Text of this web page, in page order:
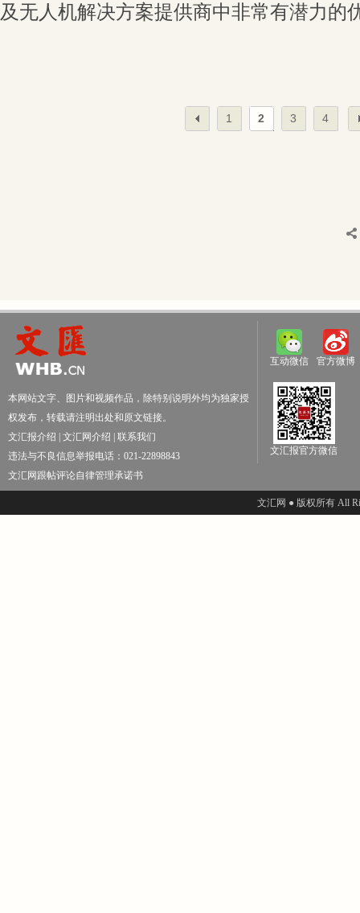
及无人机解决方案提供商中非常有潜力的
1 2 3 4
本网站文字、图片和视频作品，除特别说明外均为独家授
权发布，转载请注明出处和原文链接。
文汇报介绍 | 文汇网介绍 | 联系我们
违法与不良信息举报电话：021-22898843
文汇网跟帖评论自律管理承诺书
互动微信 官方微博
文汇报官方微信
文汇网 ● 版权所有 All